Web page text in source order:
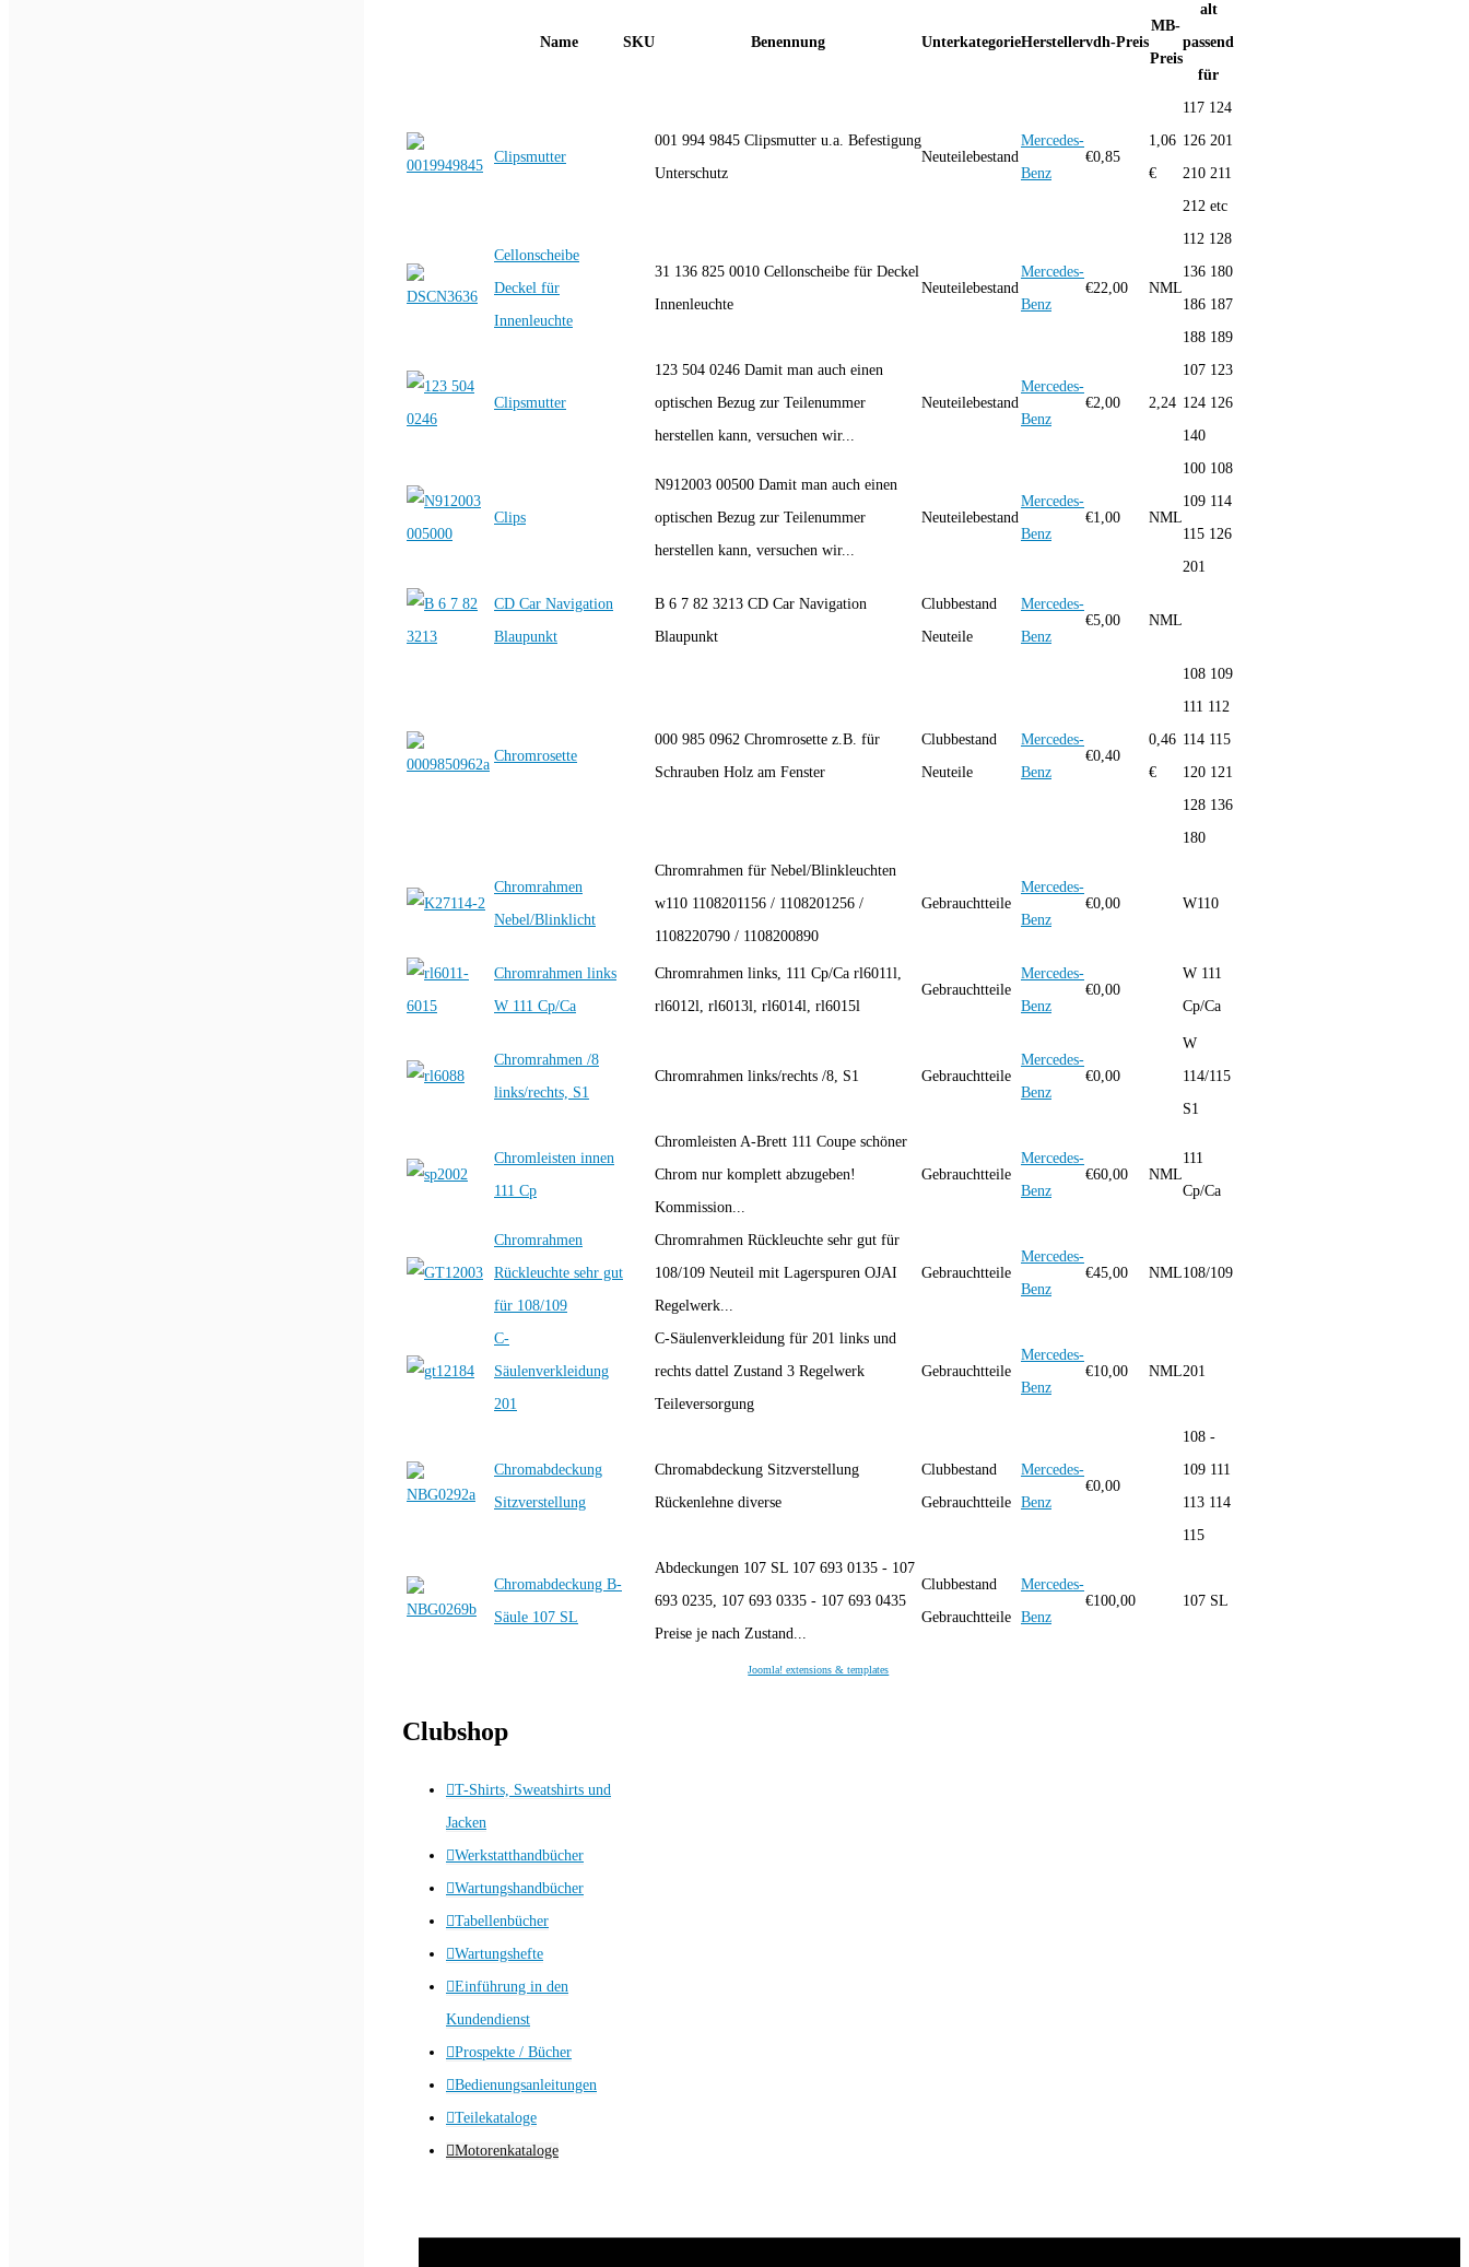
Name SKU Benennung UnterkategorieHerstellervdh-Preis
MB-
Preis
alt
passend
für
Clipsmutter
001 994 9845 Clipsmutter u.a. Befestigung
Unterschutz
Neuteilebestand
Mercedes-
Benz
€0,85
1,06
€
117 124
126 201
210 211
212 etc
Cellonscheibe
Deckel für
Innenleuchte
31 136 825 0010 Cellonscheibe für Deckel
Innenleuchte
Neuteilebestand
Mercedes-
Benz
€22,00 NML
112 128
136 180
186 187
188 189
Clipsmutter
123 504 0246 Damit man auch einen
optischen Bezug zur Teilenummer
herstellen kann, versuchen wir...
Neuteilebestand
Mercedes-
Benz
€2,00 2,24
107 123
124 126
140
Clips
N912003 00500 Damit man auch einen
optischen Bezug zur Teilenummer
herstellen kann, versuchen wir...
Neuteilebestand
Mercedes-
Benz
€1,00 NML
100 108
109 114
115 126
201
CD Car Navigation
Blaupunkt
B 6 7 82 3213 CD Car Navigation
Blaupunkt
Clubbestand
Neuteile
Mercedes-
Benz
€5,00 NML
Chromrosette
000 985 0962 Chromrosette z.B. für
Schrauben Holz am Fenster
Clubbestand
Neuteile
Mercedes-
Benz
€0,40
0,46
€
108 109
111 112
114 115
120 121
128 136
180
Chromrahmen
Nebel/Blinklicht
Chromrahmen für Nebel/Blinkleuchten
w110 1108201156 / 1108201256 /
1108220790 / 1108200890
Gebrauchtteile
Mercedes-
Benz
€0,00 W110
Chromrahmen links
W 111 Cp/Ca
Chromrahmen links, 111 Cp/Ca rl6011l,
rl6012l, rl6013l, rl6014l, rl6015l
Gebrauchtteile
Mercedes-
Benz
€0,00
W 111
Cp/Ca
Chromrahmen /8
links/rechts, S1
Chromrahmen links/rechts /8, S1 Gebrauchtteile
Mercedes-
Benz
€0,00
W
114/115
S1
Chromleisten innen
111 Cp
Chromleisten A-Brett 111 Coupe schöner
Chrom nur komplett abzugeben!
Kommission...
Gebrauchtteile
Mercedes-
Benz
€60,00 NML
111
Cp/Ca
Chromrahmen
Rückleuchte sehr gut
für 108/109
Chromrahmen Rückleuchte sehr gut für
108/109 Neuteil mit Lagerspuren OJAI
Regelwerk...
Gebrauchtteile
Mercedes-
Benz
€45,00 NML108/109
C-
Säulenverkleidung
201
C-Säulenverkleidung für 201 links und
rechts dattel Zustand 3 Regelwerk
Teileversorgung
Gebrauchtteile
Mercedes-
Benz
€10,00 NML201
Chromabdeckung
Sitzverstellung
Chromabdeckung Sitzverstellung
Rückenlehne diverse
Clubbestand
Gebrauchtteile
Mercedes-
Benz
€0,00
108 -
109 111
113 114
115
Chromabdeckung B-
Säule 107 SL
Abdeckungen 107 SL 107 693 0135 - 107
693 0235, 107 693 0335 - 107 693 0435
Preise je nach Zustand...
Clubbestand
Gebrauchtteile
Mercedes-
Benz
€100,00 107 SL
Joomla! extensions & templates
Clubshop
T-Shirts, Sweatshirts und
Jacken
Werkstatthandbücher
Wartungshandbücher
Tabellenbücher
Wartungshefte
Einführung in den
Kundendienst
Prospekte / Bücher
Bedienungsanleitungen
Teilekataloge
Motorenkataloge